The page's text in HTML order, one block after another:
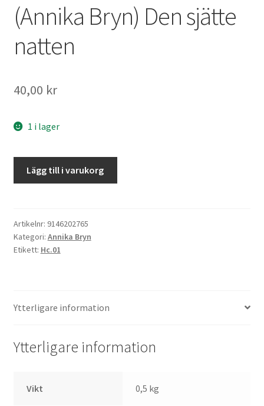
(Annika Bryn) Den sjätte
natten
40,00 kr
1 i lager
sjätte
Lägg till i varukorg
Artikelnr: 9146202765
Kategori: Annika Bryn
Etikett: Hc.01
Ytterligare information
Ytterligare information
Vikt 0,5 kg